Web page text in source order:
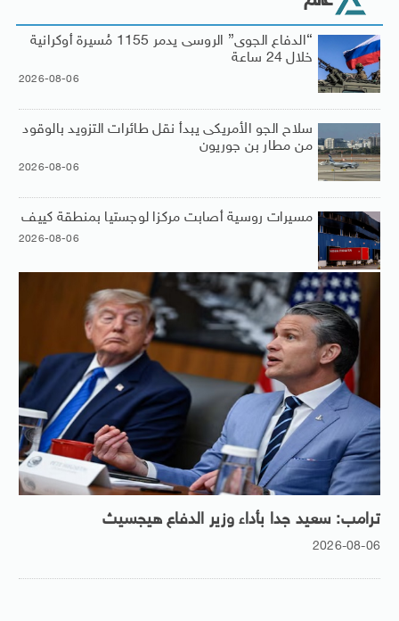
“الدفاع الجوى” الروسى يدمر 1155 مُسيرة أوكرانية
خلال 24 ساعة
2026-08-06
سلاح الجو الأمريكى يبدأ نقل طائرات التزويد بالوقود
من مطار بن جوريون
2026-08-06
مسيرات روسية أصابت مركزا لوجستيا بمنطقة كييف
2026-08-06
ترامب: سعيد جدا بأداء وزير الدفاع هيجسيث
2026-08-06